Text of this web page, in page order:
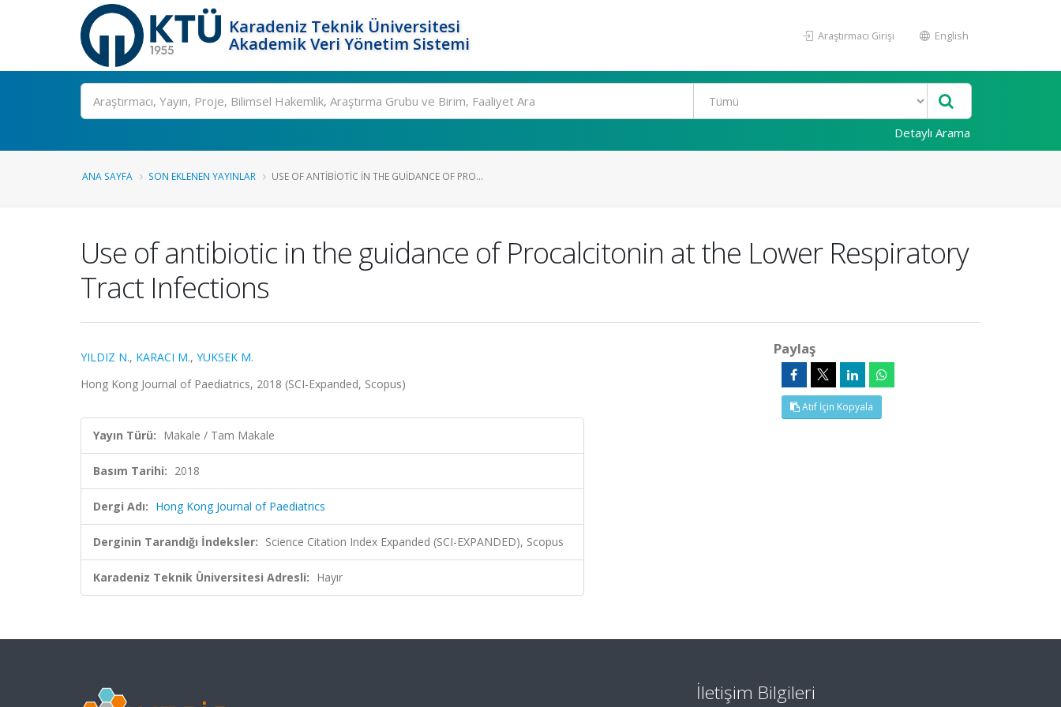
Karadeniz Teknik Üniversitesi
Akademik Veri Yönetim Sistemi
Araştırmacı Girişi English
Ara
Detaylı Arama
ANA SAYFA SON EKLENEN YAYINLAR USE OF ANTIBIOTIC IN THE GUIDANCE OF PRO...
Use of antibiotic in the guidance of Procalcitonin at the Lower Respiratory
Tract Infections
YILDIZ N., KARACI M., YUKSEK M.
Hong Kong Journal of Paediatrics, 2018 (SCI-Expanded, Scopus)
Yayın Türü: Makale / Tam Makale
Basım Tarihi: 2018
Dergi Adı: Hong Kong Journal of Paediatrics
Derginin Tarandığı İndeksler: Science Citation Index Expanded (SCI-EXPANDED), Scopus
Karadeniz Teknik Üniversitesi Adresli: Hayır
Paylaş
Atıf İçin Kopyala
İletişim Bilgileri